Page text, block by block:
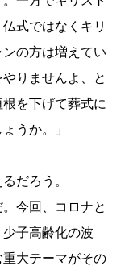
式ではなくキリ
の方は増えてい
りませんよ、と
を下げて葬式に
うか。」
だろう。
今回、コロナと
子高齢化の波
大テーマがその